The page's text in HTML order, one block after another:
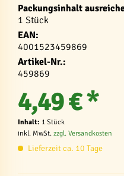
Packungsinhalt
1 Stück
EAN:
4001523459869
Artikel-Nr.:
459869
4,49 € *
Inhalt: 1 Stück
inkl. MwSt. zzgl. Versandkosten
Lieferzeit ca. 10 Tage